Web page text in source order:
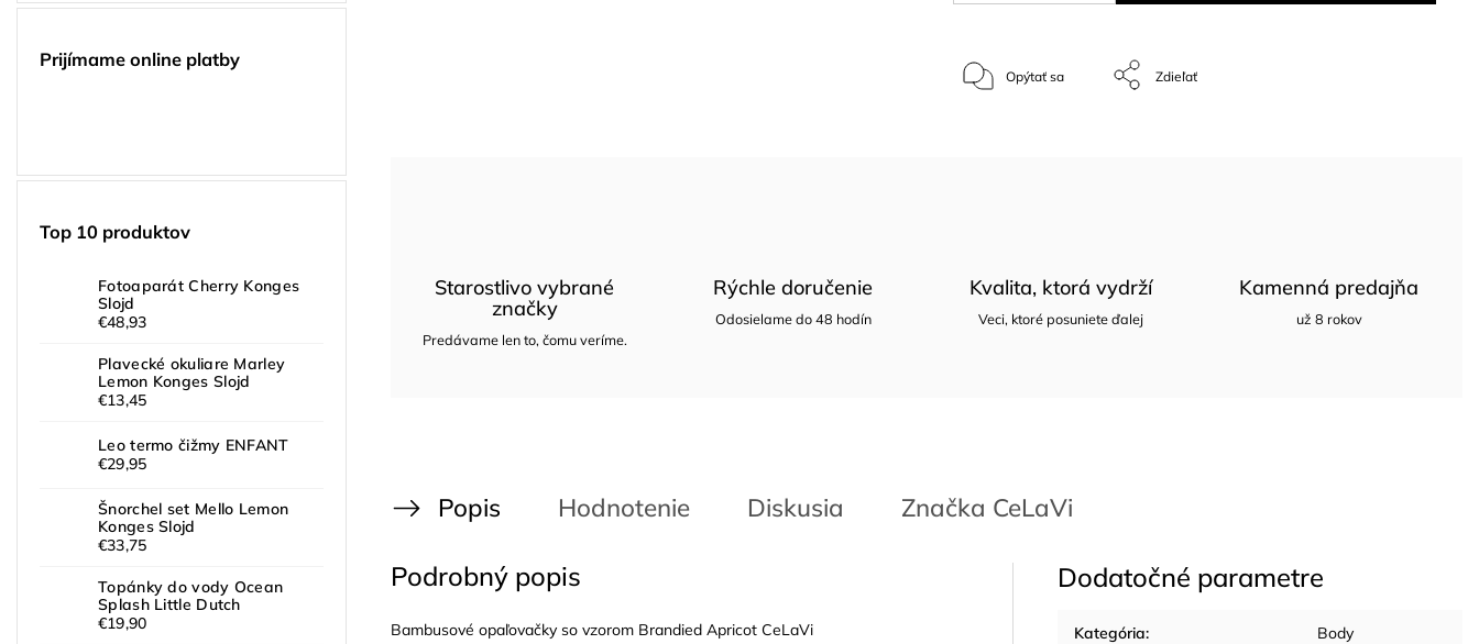
Prijímame online platby
Top 10 produktov
Fotoaparát Cherry Konges
Slojd
€48,93
Plavecké okuliare Marley
Lemon Konges Slojd
€13,45
Leo termo čižmy ENFANT
€29,95
Šnorchel set Mello Lemon
Konges Slojd
€33,75
Topánky do vody Ocean
Splash Little Dutch
€19,90
Opýtať sa Zdieľať
Starostlivo vybrané
značky
Predávame len to, čomu veríme.
Rýchle doručenie
Odosielame do 48 hodín
Kvalita, ktorá vydrží
Veci, ktoré posuniete ďalej
Kamenná predajňa
už 8 rokov
Popis Hodnotenie Diskusia Značka CeLaVi
Podrobný popis
Bambusové opaľovačky so vzorom Brandied Apricot CeLaVi
Dodatočné parametre
Kategória: Body